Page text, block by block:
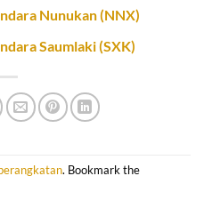
Nunukan (NNX)
Saumlaki (SXK)
. Bookmark the